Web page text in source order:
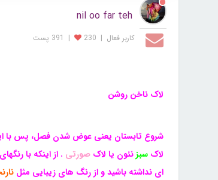
nil oo far teh
کاربر فعال |
230
| 391 پست
لاک ناخن روشن
شروع تابستان یعنی عوض شدن فصل، پس با
لاک سبزنئون یا لاک صورتی . از اینکه با
ای نداشته باشید و از رنگ های زیبایی مثل